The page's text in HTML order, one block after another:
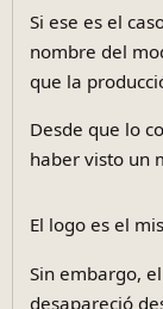
Si ese es el
nombre del
que la
Desde que lo
haber visto un
El logo es el
Sin embargo,
desapareció